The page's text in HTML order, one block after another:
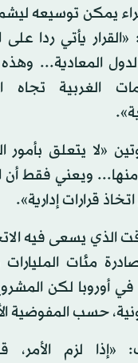
يمكن توسيعه
«القرار يأتي ردا على
المعادية...
الغربية تجاه
«لا يتعلق بأمور
ويعني فقط أن
قرارات إدارية».
الذي يسعى فيه
مئات
في أوروبا لكن
حسب المفوضية
«إذا لزم الأمر،